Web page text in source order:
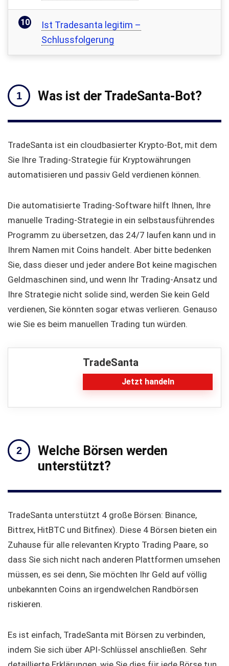
Ist Tradesanta legitim –
Schlussfolgerung
Was ist der TradeSanta-Bot?
TradeSanta ist ein cloudbasierter Krypto-Bot, mit dem
Sie Ihre Trading-Strategie für Kryptowährungen
automatisieren und passiv Geld verdienen können.
Die automatisierte Trading-Software hilft Ihnen, Ihre
manuelle Trading-Strategie in ein selbstausführendes
Programm zu übersetzen, das 24/7 laufen kann und in
Ihrem Namen mit Coins handelt. Aber bitte bedenken
Sie, dass dieser und jeder andere Bot keine magischen
Geldmaschinen sind, und wenn Ihr Trading-Ansatz und
Ihre Strategie nicht solide sind, werden Sie kein Geld
verdienen, Sie könnten sogar etwas verlieren. Genauso
wie Sie es beim manuellen Trading tun würden.
TradeSanta
Jetzt handeln
Welche Börsen werden
unterstützt?
TradeSanta unterstützt 4 große Börsen: Binance,
Bittrex, HitBTC und Bitfinex). Diese 4 Börsen bieten ein
Zuhause für alle relevanten Krypto Trading Paare, so
dass Sie sich nicht nach anderen Plattformen umsehen
müssen, es sei denn, Sie möchten Ihr Geld auf völlig
unbekannten Coins an irgendwelchen Randbörsen
riskieren.
Es ist einfach, TradeSanta mit Börsen zu verbinden,
indem Sie sich über API-Schlüssel anschließen. Sehr